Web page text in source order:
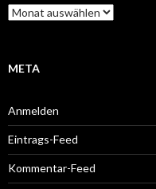
Archiv
META
Anmelden
Eintrags-Feed
Kommentar-Feed